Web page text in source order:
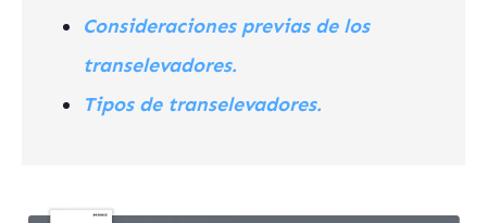
Consideraciones previas de los
transelevadores.
Tipos de transelevadores.